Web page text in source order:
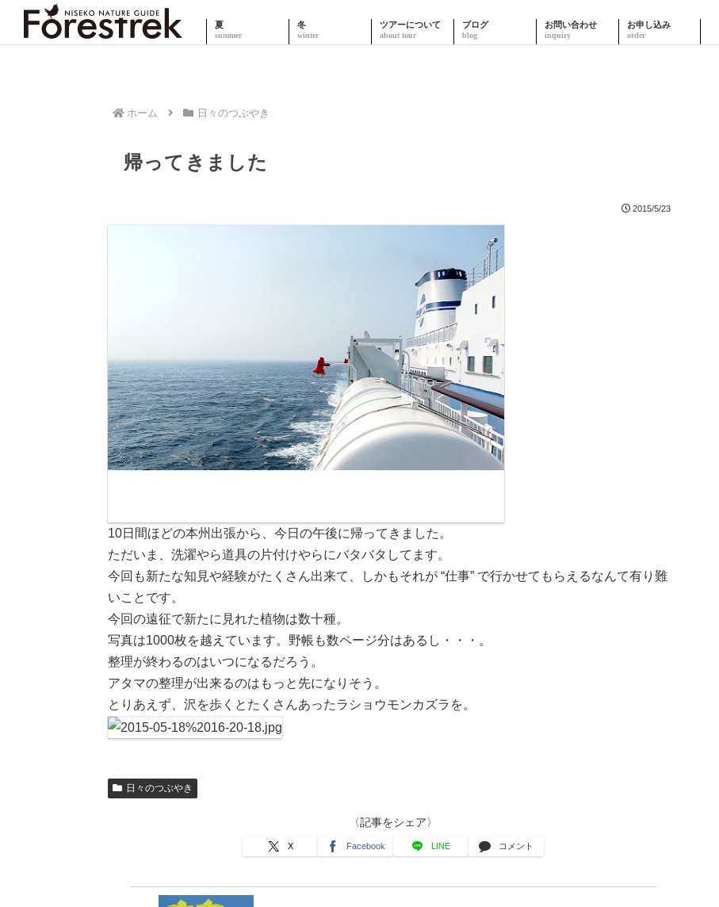
夏 冬 ツアーについて ブログ お問い合わせ お申し込み
ホーム 日々のつぶやき
帰ってきました
2015/5/23
10日間ほどの本州出張から、今日の午後に帰ってきました。
ただいま、洗濯やら道具の片付けやらにバタバタしてます。
今回も新たな知見や経験がたくさん出来て、しかもそれが “仕事” で行かせてもらえるなんて有り難
いことです。
今回の遠征で新たに見れた植物は数十種。
写真は1000枚を越えています。野帳も数ページ分はあるし・・・。
整理が終わるのはいつになるだろう。
アタマの整理が出来るのはもっと先になりそう。
とりあえず、沢を歩くとたくさんあったラショウモンカズラを。
日々のつぶやき
〈記事をシェア〉
X Facebook LINE コメント